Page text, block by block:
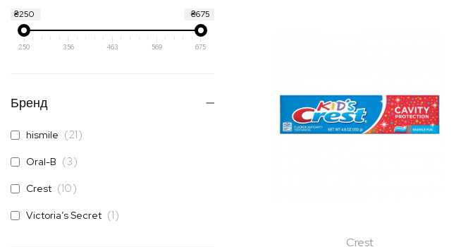
Crest
₴250 ₴675
250 356 463 569 675
Бренд
hismile 21елементи
Oral-B 3елементи
Crest 10елементи
Victoria’s Secret 1позиція